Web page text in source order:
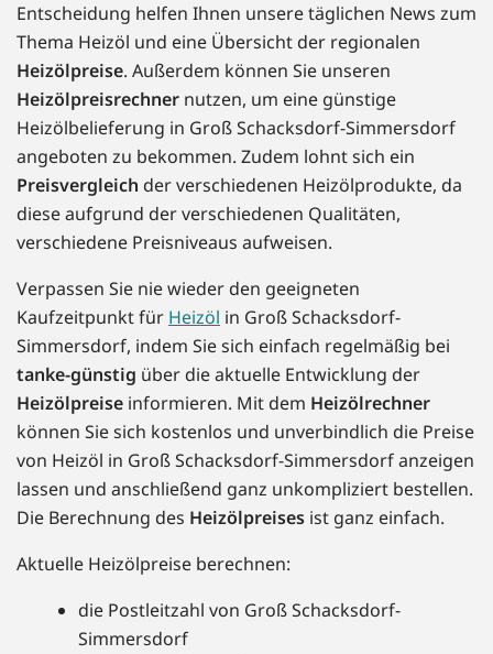
Entscheidung helfen Ihnen unsere täglichen News zum
Thema Heizöl und eine Übersicht der regionalen
Heizölpreise. Außerdem können Sie unseren
Heizölpreisrechner nutzen, um eine günstige
Heizölbelieferung in Groß Schacksdorf-Simmersdorf
angeboten zu bekommen. Zudem lohnt sich ein
Preisvergleich der verschiedenen Heizölprodukte, da
diese aufgrund der verschiedenen Qualitäten,
verschiedene Preisniveaus aufweisen.
Verpassen Sie nie wieder den geeigneten
Kaufzeitpunkt für Heizöl in Groß Schacksdorf-
Simmersdorf, indem Sie sich einfach regelmäßig bei
tanke-günstig über die aktuelle Entwicklung der
Heizölpreise informieren. Mit dem Heizölrechner
können Sie sich kostenlos und unverbindlich die Preise
von Heizöl in Groß Schacksdorf-Simmersdorf anzeigen
lassen und anschließend ganz unkompliziert bestellen.
Die Berechnung des Heizölpreises ist ganz einfach.
Aktuelle Heizölpreise berechnen:
die Postleitzahl von Groß Schacksdorf-
Simmersdorf